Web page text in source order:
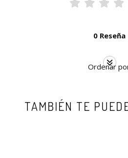
0 Reseña
Ordenar
TAMBIÉN TE